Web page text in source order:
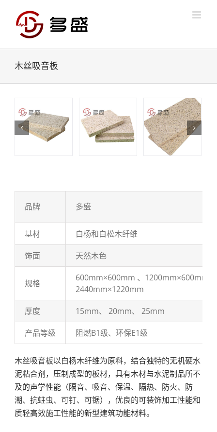
content
木丝吸音板
品牌 多盛
基材 白杨和白松木纤维
饰面 天然木色
规格
600mm×600mm 、1200mm×600mm、
2440mm×1220mm
厚度 15mm、 20mm、 25mm
产品等级 阻燃B1级、环保E1级
木丝吸音板以白杨木纤维为原料，结合独特的无机硬水
泥粘合剂，压制成型的板材，具有木材与水泥制品所不
及的声学性能（隔音、吸音、保温、隔热、防火、防
潮、抗蛀虫、可钉、可锯），优良的可装饰加工性能和
质轻高效施工性能的新型建筑功能材料。